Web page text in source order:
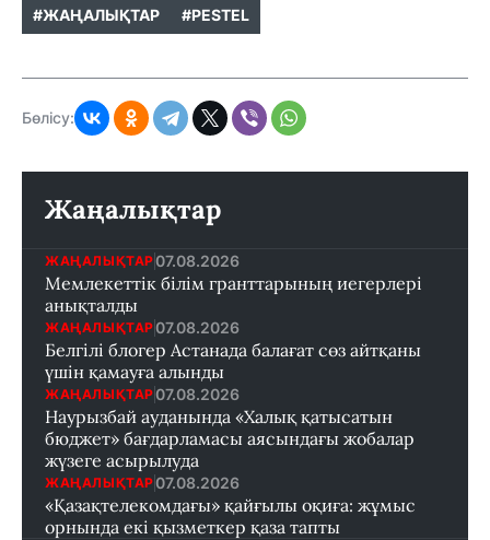
#ЖАҢАЛЫҚТАР #PESTEL
Бөлісу:
Жаңалықтар
ЖАҢАЛЫҚТАР 07.08.2026
Мемлекеттік білім гранттарының иегерлері
анықталды
ЖАҢАЛЫҚТАР 07.08.2026
Белгілі блогер Астанада балағат сөз айтқаны
үшін қамауға алынды
ЖАҢАЛЫҚТАР 07.08.2026
Наурызбай ауданында «Халық қатысатын
бюджет» бағдарламасы аясындағы жобалар
жүзеге асырылуда
ЖАҢАЛЫҚТАР 07.08.2026
«Қазақтелекомдағы» қайғылы оқиға: жұмыс
орнында екі қызметкер қаза тапты